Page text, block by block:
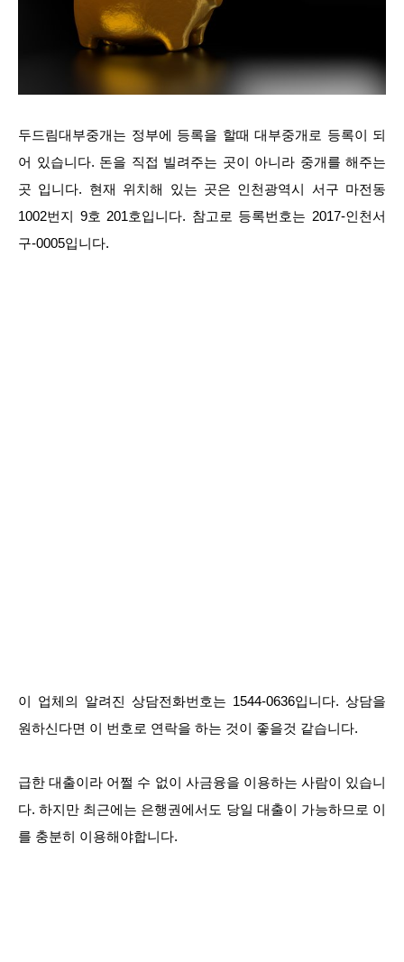
두드림대부중개는 정부에 등록을 할때 대부중개로 등록이 되
어 있습니다. 돈을 직접 빌려주는 곳이 아니라 중개를 해주는
곳 입니다. 현재 위치해 있는 곳은 인천광역시 서구 마전동
1002번지 9호 201호입니다. 참고로 등록번호는 2017-인천서
구-0005입니다.
이 업체의 알려진 상담전화번호는 1544-0636입니다. 상담을
원하신다면 이 번호로 연락을 하는 것이 좋을것 같습니다.
급한 대출이라 어쩔 수 없이 사금융을 이용하는 사람이 있습니
다. 하지만 최근에는 은행권에서도 당일 대출이 가능하므로 이
를 충분히 이용해야합니다.